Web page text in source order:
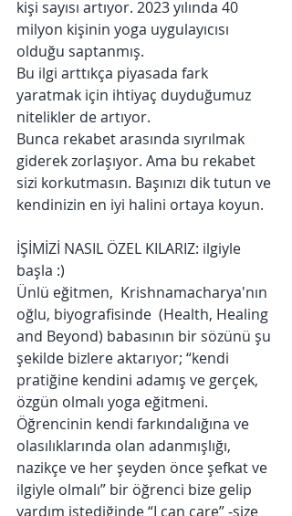
kişi sayısı artıyor. 2023 yılında 40
milyon kişinin yoga uygulayıcısı
olduğu saptanmış.
Bu ilgi arttıkça piyasada fark
yaratmak için ihtiyaç duyduğumuz
nitelikler de artıyor.
Bunca rekabet arasında sıyrılmak
giderek zorlaşıyor. Ama bu rekabet
sizi korkutmasın. Başınızı dik tutun ve
kendinizin en iyi halini ortaya koyun.
İŞİMİZİ NASIL ÖZEL KILARIZ: ilgiyle
başla :)
Ünlü eğitmen,  Krishnamacharya'nın
oğlu, biyografisinde  (Health, Healing
and Beyond) babasının bir sözünü şu
şekilde bizlere aktarıyor; “kendi
pratiğine kendini adamış ve gerçek,
özgün olmalı yoga eğitmeni.
Öğrencinin kendi farkındalığına ve
olasılıklarında olan adanmışlığı,
nazikçe ve her şeyden önce şefkat ve
ilgiyle olmalı” bir öğrenci bize gelip
yardım istediğinde “I can care” -size